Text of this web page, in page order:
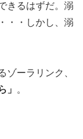
きるはずだ。溺
・・しかし、溺
ゾーラリンク、
」 。